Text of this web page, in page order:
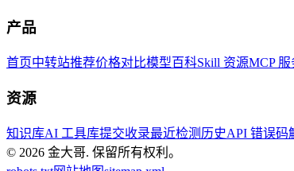
产品
首页中转站推荐价格对比模型百科Skill 资源MCP 服
资源
知识库AI 工具库提交收录最近检测历史API 错误码
© 2026 金大哥. 保留所有权利。